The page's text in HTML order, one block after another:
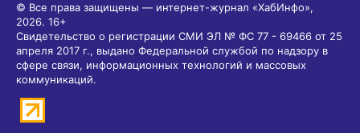
© Все права защищены — интернет-журнал «ХабИнфо»,
2026. 16+
Свидетельство о регистрации СМИ ЭЛ № ФС 77 - 69466 от 25
апреля 2017 г., выдано Федеральной службой по надзору в
сфере связи, информационных технологий и массовых
коммуникаций.